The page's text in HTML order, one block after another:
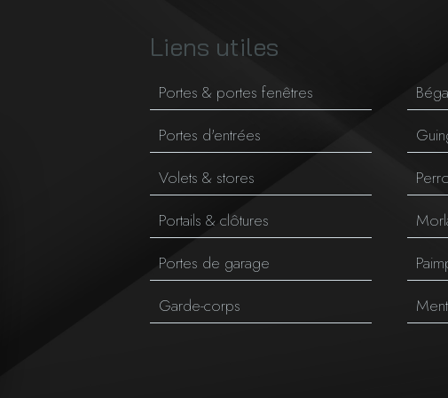
Liens utiles
Portes & portes fenêtres
Portes d'entrées
Volets & stores
Portails & clôtures
Portes de garage
Garde-corps